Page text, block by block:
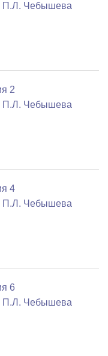
П.Л. Чебышева
2
П.Л. Чебышева
4
П.Л. Чебышева
6
П.Л. Чебышева